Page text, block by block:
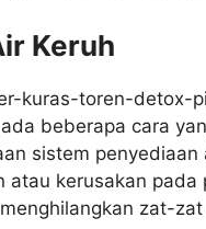
Keruh
beberapa cara
sistem
kerusakan pada
zat-